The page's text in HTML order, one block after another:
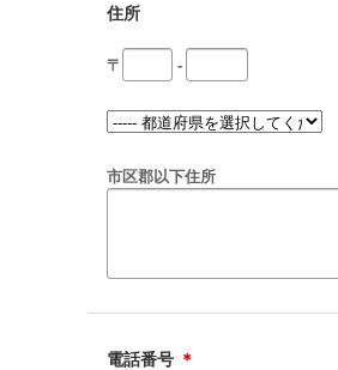
住所
〒 -
市区郡以下住所
電話番号 ＊